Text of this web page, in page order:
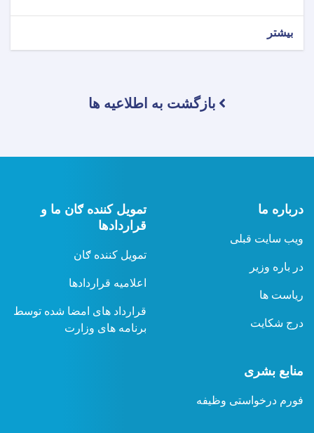
بیشتر
بازگشت به اطلاعیه ها
درباره ما
ویب سایت قبلی
در باره وزیر
ریاست ها
درج شکایت
تمویل کننده ګان ما و
قراردادها
تمویل کننده ګان
اعلامیه قراردادها
قرارداد های امضا شده توسط
برنامه های وزارت
منابع بشری
فورم درخواستی وظیفه